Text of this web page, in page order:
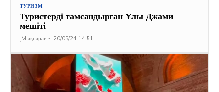
ТУРИЗМ
Туристерді тамсандырған Ұлы Джами
мешіті
JM ақпарат - 20/06/24 14:51